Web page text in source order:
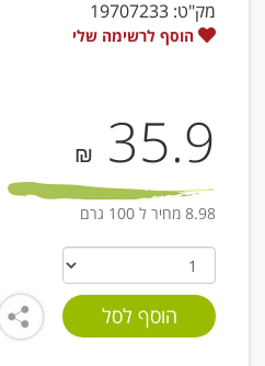
מק"ט: 19707233
הוסף לרשימה שלי
35.9
₪
8.98 מחיר ל 100 גרם